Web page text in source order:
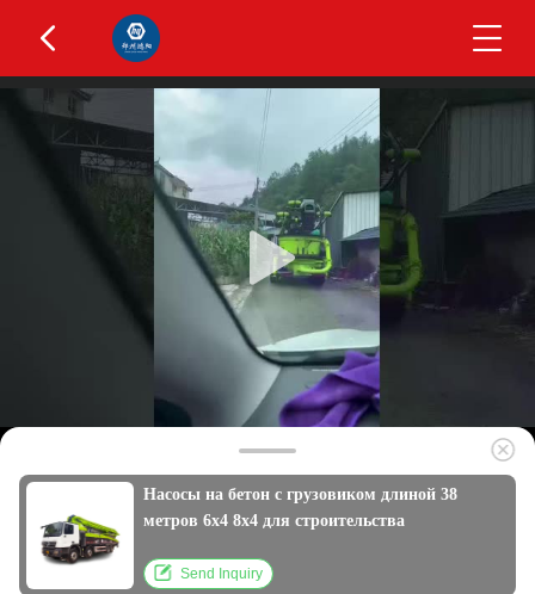
Насосы на бетон с грузовиком длиной 38
метров 6х4 8х4 для строительства
Send Inquiry